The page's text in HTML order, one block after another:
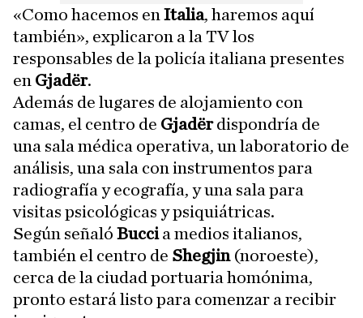
«Como hacemos en Italia, haremos aquí
también», explicaron a la TV los
responsables de la policía italiana presentes
en Gjadër.
Además de lugares de alojamiento con
camas, el centro de Gjadërdispondría de
una sala médica operativa, un laboratorio de
análisis, una sala con instrumentos para
radiografía y ecografía, y una sala para
visitas psicológicas y psiquiátricas.
Según señaló Buccia medios italianos,
también el centro de Shegjin(noroeste),
cerca de la ciudad portuaria homónima,
pronto estará listo para comenzar a recibir